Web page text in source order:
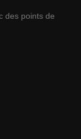
des points de